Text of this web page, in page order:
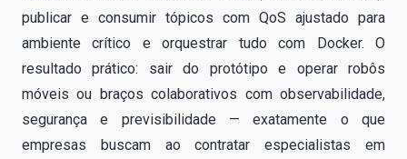
publicar e consumir tópicos com QoS ajustado para
ambiente crítico e orquestrar tudo com Docker. O
resultado prático: sair do protótipo e operar robôs
móveis ou braços colaborativos com observabilidade,
segurança e previsibilidade — exatamente o que
empresas buscam ao contratar especialistas em